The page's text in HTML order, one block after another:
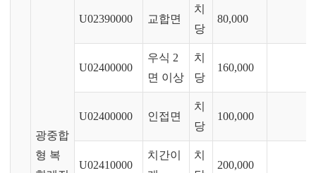
광중합
형 복
U02390000 교합면
치
당
80,000
U02400000
우식 2
면 이상
치
당
160,000
U02400000 인접면
치
당
100,000
U02410000
치간이
치
200,000